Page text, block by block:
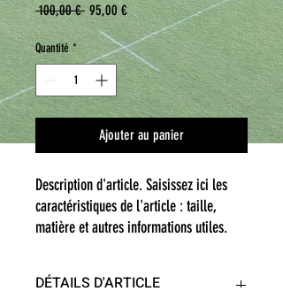
100,00 € Prix
original
95,00 €Prix
promotionnel
Quantité *
Ajouter au panier
Description d'article. Saisissez ici les
caractéristiques de l'article : taille,
matière et autres informations utiles.
DÉTAILS D'ARTICLE